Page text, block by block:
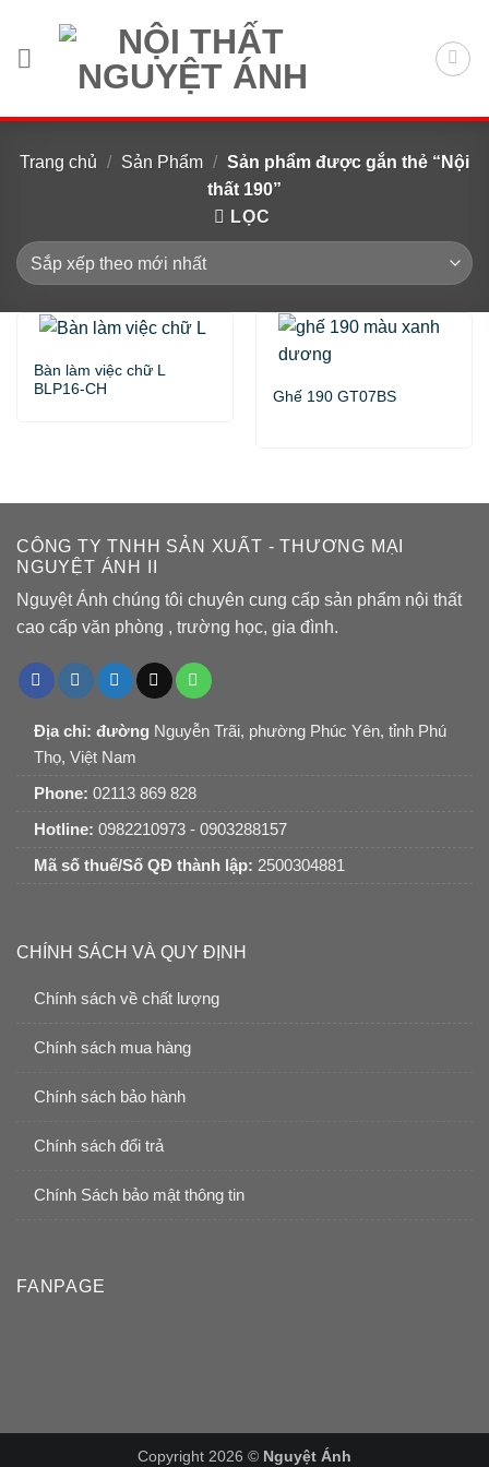
nội
Trang chủ / Sản Phẩm / Sản phẩm được gắn thẻ “Nội
thất 190”
LỌC
Bàn làm việc chữ L
BLP16-CH
Ghế 190 GT07BS
CÔNG TY TNHH SẢN XUẤT - THƯƠNG MẠI
NGUYỆT ÁNH II
Nguyệt Ánh chúng tôi chuyên cung cấp sản phẩm nội thất
cao cấp văn phòng , trường học, gia đình.
Địa chỉ: đường Nguyễn Trãi, phường Phúc Yên, tỉnh Phú
Thọ, Việt Nam
Phone: 02113 869 828
Hotline: 0982210973 - 0903288157
Mã số thuế/Số QĐ thành lập: 2500304881
CHÍNH SÁCH VÀ QUY ĐỊNH
Chính sách về chất lượng
Chính sách mua hàng
Chính sách bảo hành
Chính sách đổi trả
Chính Sách bảo mật thông tin
FANPAGE
Copyright 2026 © Nguyệt Ánh